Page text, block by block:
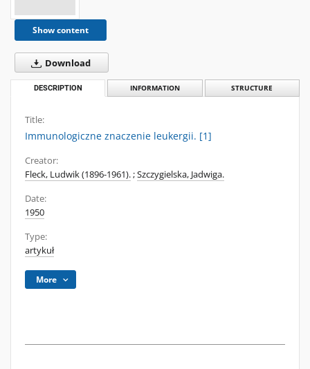
Show content
Download
DESCRIPTION INFORMATION STRUCTURE
Title:
Immunologiczne znaczenie leukergii. [1]
Creator:
Fleck, Ludwik (1896-1961).;Szczygielska, Jadwiga.
Date:
1950
Type:
artykuł
More